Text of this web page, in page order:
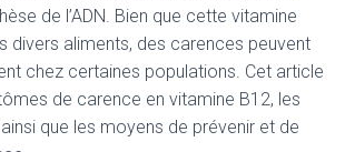
de l’ADN. Bien que cette vitamine
divers aliments, des carences peuvent
chez certaines populations. Cet article
de carence en vitamine B12, les
que les moyens de prévenir et de